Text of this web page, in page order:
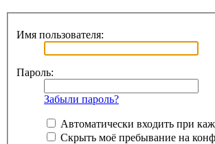
Имя пользователя:
Пароль:
Забыли пароль?
Автоматически входить при
Скрыть моё пребывание на